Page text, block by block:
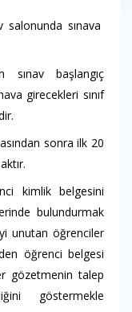
salonunda sınava
sınav başlangıç
girecekleri sınıf
sonra ilk 20
kimlik belgesini
bulundurmak
unutan öğrenciler
öğrenci belgesi
gözetmenin talep
göstermekle